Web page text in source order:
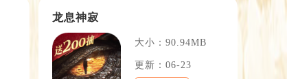
龙息神寂
大小：90.94MB
更新：06-23